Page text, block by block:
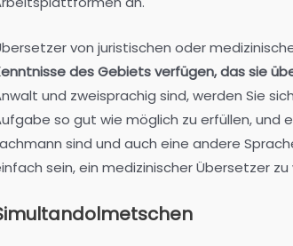
von juristischen oder
des Gebiets verfügen, das sie
und zweisprachig sind, werden Sie
so gut wie möglich zu erfüllen, und
sind und auch eine andere
sein, ein medizinischer Übersetzer zu